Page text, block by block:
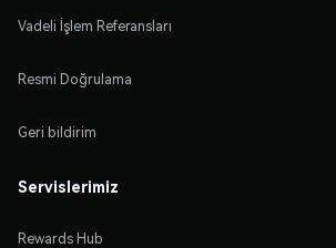
Vadeli İşlem Referansları
Resmi Doğrulama
Geri bildirim
Servislerimiz
Rewards Hub